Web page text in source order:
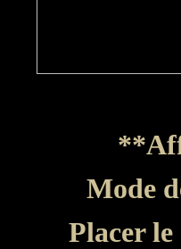
Mode
Placer le